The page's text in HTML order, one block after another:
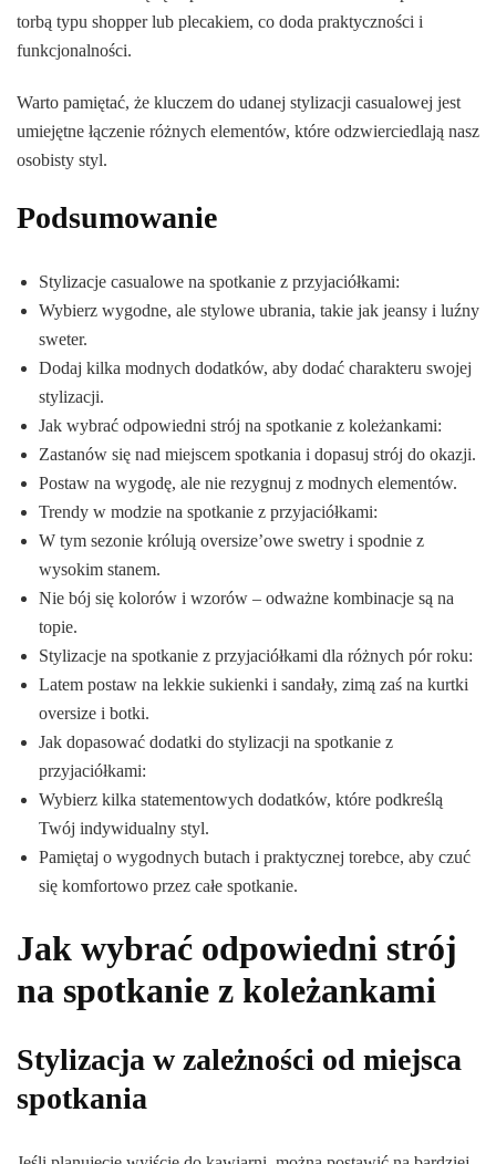
torbą typu shopper lub plecakiem, co doda praktyczności i
funkcjonalności.
Warto pamiętać, że kluczem do udanej stylizacji casualowej jest
umiejętne łączenie różnych elementów, które odzwierciedlają nasz
osobisty styl.
Podsumowanie
Stylizacje casualowe na spotkanie z przyjaciółkami:
Wybierz wygodne, ale stylowe ubrania, takie jak jeansy i luźny
sweter.
Dodaj kilka modnych dodatków, aby dodać charakteru swojej
stylizacji.
Jak wybrać odpowiedni strój na spotkanie z koleżankami:
Zastanów się nad miejscem spotkania i dopasuj strój do okazji.
Postaw na wygodę, ale nie rezygnuj z modnych elementów.
Trendy w modzie na spotkanie z przyjaciółkami:
W tym sezonie królują oversize’owe swetry i spodnie z
wysokim stanem.
Nie bój się kolorów i wzorów – odważne kombinacje są na
topie.
Stylizacje na spotkanie z przyjaciółkami dla różnych pór roku:
Latem postaw na lekkie sukienki i sandały, zimą zaś na kurtki
oversize i botki.
Jak dopasować dodatki do stylizacji na spotkanie z
przyjaciółkami:
Wybierz kilka statementowych dodatków, które podkreślą
Twój indywidualny styl.
Pamiętaj o wygodnych butach i praktycznej torebce, aby czuć
się komfortowo przez całe spotkanie.
Jak wybrać odpowiedni strój
na spotkanie z koleżankami
Stylizacja w zależności od miejsca
spotkania